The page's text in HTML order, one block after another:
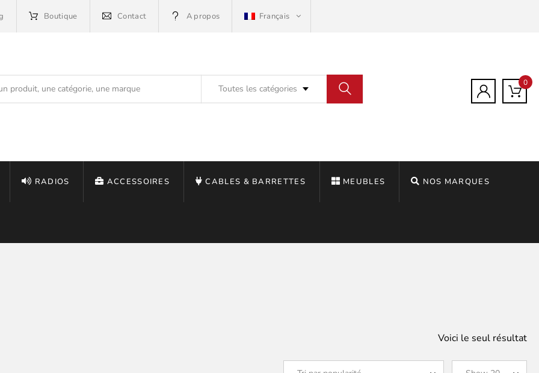
Boutique Contact A propos Français
Toutes les catégories
0
RADIOS ACCESSOIRES CABLES & BARRETTES MEUBLES NOS MARQUES
Voici le seul résultat